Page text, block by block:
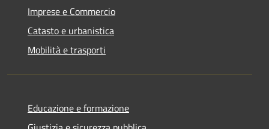
Imprese e Commercio
Catasto e urbanistica
Mobilità e trasporti
Educazione e formazione